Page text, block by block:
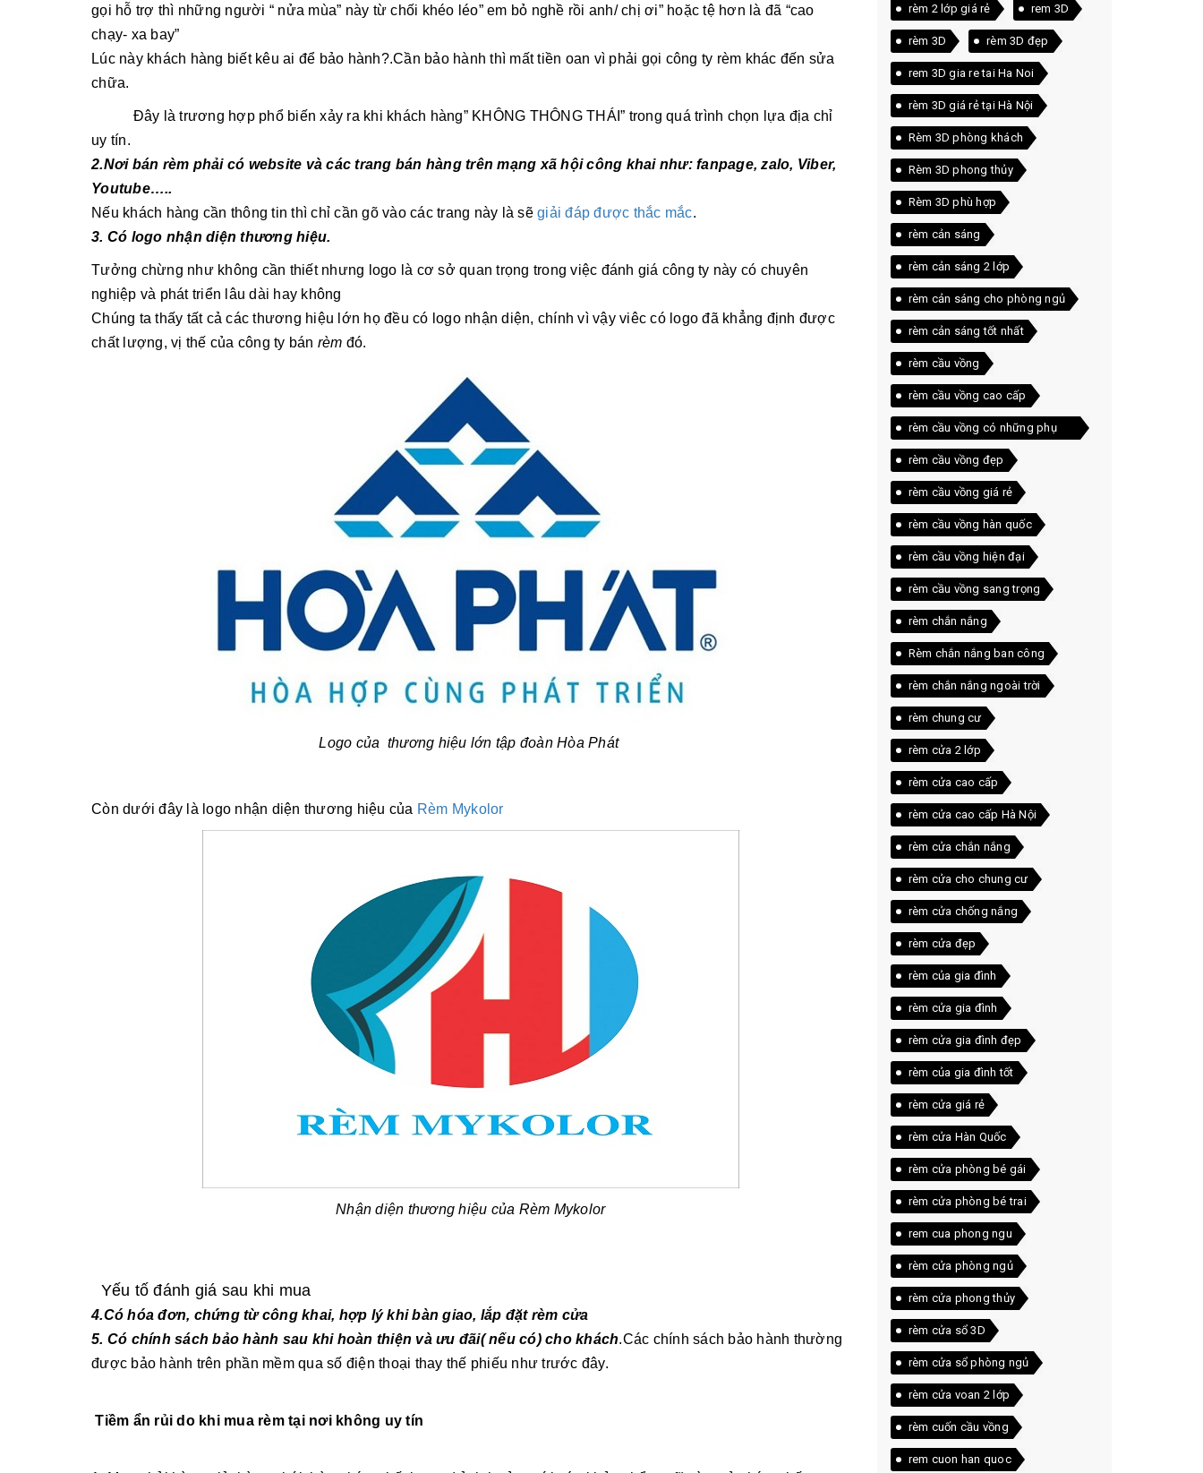
gọi hỗ trợ thì những người “ nửa mùa” này từ chối khéo léo” em bỏ nghề rồi anh/ chị ơi” hoặc tệ hơn là đã “cao
chạy- xa bay”
Lúc này khách hàng biết kêu ai để bảo hành?.Cần bảo hành thì mất tiền oan vì phải gọi công ty rèm khác đến sửa
chữa.
Đây là trương hợp phổ biến xảy ra khi khách hàng” KHÔNG THÔNG THÁI” trong quá trình chọn lựa địa chỉ
uy tín.
2.Nơi bán rèm phải có website và các trang bán hàng trên mạng xã hội công khai như: fanpage, zalo, Viber,
Youtube…..
Nếu khách hàng cần thông tin thì chỉ cần gõ vào các trang này là sẽgiải đáp được thắc mắc.
3. Có logo nhận diện thương hiệu.
Tưởng chừng như không cần thiết nhưng logo là cơ sở quan trọng trong việc đánh giá công ty này có chuyên
nghiệp và phát triển lâu dài hay không
Chúng ta thấy tất cả các thương hiệu lớn họ đều có logo nhận diện, chính vì vậy viêc có logo đã khẳng định được
chất lượng, vị thế của công ty bán rèm đó.
Logo của thương hiệu lớn tập đoàn Hòa Phát
Còn dưới đây là logo nhận diện thương hiệu của Rèm Mykolor
Nhận diện thương hiệu của Rèm Mykolor
Yếu tố đánh giá sau khi mua
4.Có hóa đơn, chứng từ công khai, hợp lý khi bàn giao, lắp đặt rèm cửa
5. Có chính sách bảo hành sau khi hoàn thiện và ưu đãi( nếu có) cho khách.Các chính sách bảo hành thường
được bảo hành trên phần mềm qua số điện thoại thay thế phiếu như trước đây.
Tiềm ẩn rủi do khi mua rèm tại nơi không uy tín
rèm 2 lớp giá rẻ rem 3D
rèm 3D rèm 3D đẹp
rem 3D gia re tai Ha Noi
rèm 3D giá rẻ tại Hà Nội
Rèm 3D phòng khách
Rèm 3D phong thủy
Rèm 3D phù hợp
rèm cản sáng
rèm cản sáng 2 lớp
rèm cản sáng cho phòng ngủ
rèm cản sáng tốt nhất
rèm cầu vồng
rèm cầu vồng cao cấp
rèm cầu vồng có những phụ
kiện gì
rèm cầu vồng đẹp
rèm cầu vồng giá rẻ
rèm cầu vồng hàn quốc
rèm cầu vồng hiện đại
rèm cầu vồng sang trọng
rèm chắn nắng
Rèm chắn nắng ban công
rèm chắn nắng ngoài trời
rèm chung cư
rèm cửa 2 lớp
rèm cửa cao cấp
rèm cửa cao cấp Hà Nội
rèm cửa chắn nắng
rèm cửa cho chung cư
rèm cửa chống nắng
rèm cửa đẹp
rèm của gia đình
rèm cửa gia đình
rèm cửa gia đình đẹp
rèm của gia đình tốt
rèm cửa giá rẻ
rèm cửa Hàn Quốc
rèm cửa phòng bé gái
rèm cửa phòng bé trai
rem cua phong ngu
rèm cửa phòng ngủ
rèm cửa phong thủy
rèm cửa sổ 3D
rèm cửa sổ phòng ngủ
rèm cửa voan 2 lớp
rèm cuốn cầu vồng
rem cuon han quoc